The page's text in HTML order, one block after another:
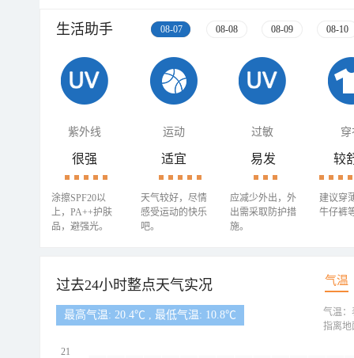
生活助手 08-07 08-08 08-09 08-10
紫外线 运动 过敏 穿
很强
涂擦SPF20以
上，PA++护肤
品，避强光。
适宜
天气较好，尽情
感受运动的快乐
吧。
易发
应减少外出，外
出需采取防护措
施。
较
建议穿
牛仔裤
过去24小时整点天气实况 气温
最高气温: 20.4℃ , 最低气温: 10.8℃
21
气温：
指离地